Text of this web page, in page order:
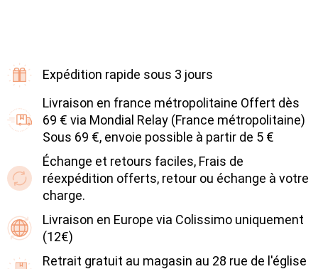
Expédition rapide sous 3 jours
Livraison en france métropolitaine Offert dès
69 € via Mondial Relay (France métropolitaine)
Sous 69 €, envoie possible à partir de 5 €
Échange et retours faciles, Frais de
réexpédition offerts, retour ou échange à votre
charge.
Livraison en Europe via Colissimo uniquement
(12€)
Retrait gratuit au magasin au 28 rue de l'église